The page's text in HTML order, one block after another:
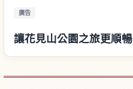
廣告
讓花見山公園之旅更順暢